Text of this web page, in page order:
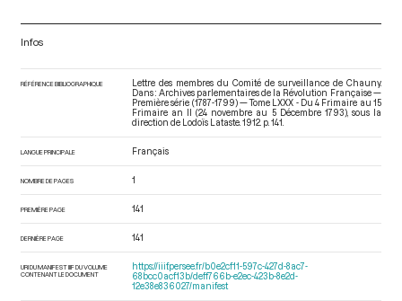
Infos
RÉFÉRENCE BIBLIOGRAPHIQUE
Lettre des membres du Comité de surveillance de Chauny.
Dans : Archives parlementaires de la Révolution Française —
Première série (1787-1799) — Tome LXXX - Du 4 Frimaire au 15
Frimaire an II (24 novembre au 5 Décembre 1793), sous la
direction de Lodoïs Lataste. 1912. p. 141.
LANGUE PRINCIPALE Français
NOMBRE DE PAGES 1
PREMIÈRE PAGE 141
DERNIÈRE PAGE 141
URI DU MANIFEST IIIF DU VOLUME
CONTENANT LE DOCUMENT
https://iiif.persee.fr/b0e2cf11-597c-427d-8ac7-
68bcc0acf13b/deff766b-e2ec-423b-8e2d-
12e38e836027/manifest